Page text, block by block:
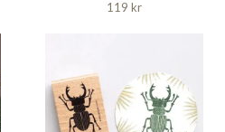
119 kr